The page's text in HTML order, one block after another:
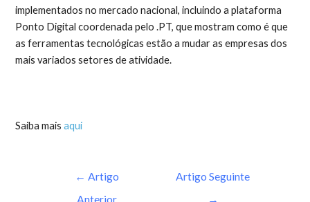
implementados no mercado nacional, incluindo a plataforma
Ponto Digital coordenada pelo .PT, que mostram como é que
as ferramentas tecnológicas estão a mudar as empresas dos
mais variados setores de atividade.
Saiba maisaqui
← Artigo
Anterior
Artigo Seguinte
→